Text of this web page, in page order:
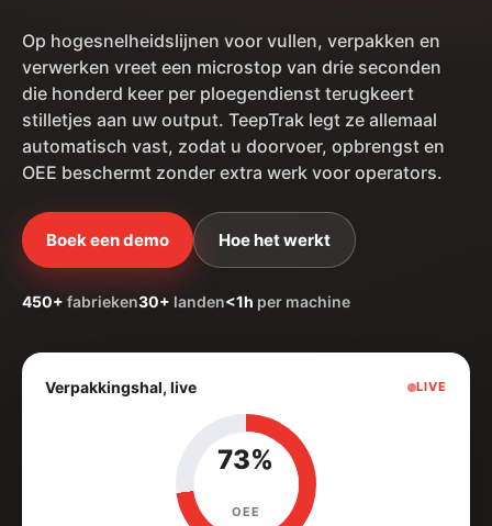
Op hogesnelheidslijnen voor vullen, verpakken en
verwerken vreet een microstop van drie seconden
die honderd keer per ploegendienst terugkeert
stilletjes aan uw output. TeepTrak legt ze allemaal
automatisch vast, zodat u doorvoer, opbrengst en
OEE beschermt zonder extra werk voor operators.
Boek een demo Hoe het werkt
450+ fabrieken30+ landen<1h per machine
Verpakkingshal, live LIVE
73%
OEE